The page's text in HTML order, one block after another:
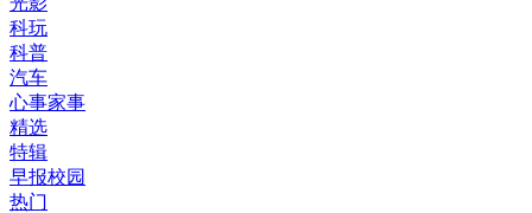
科玩
科普
汽车
心事家事
精选
特辑
早报校园
热门